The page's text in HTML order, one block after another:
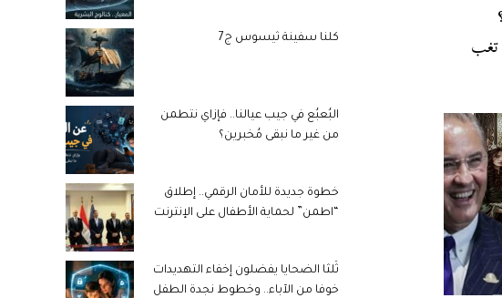
تغب كلنا سفينة ثيسوس ج7
البُعبُع في جيب عيالنا.. فإزاي نتطمن
من غير ما نبقى مُخبرين؟
خطوة جديدة للأمان الرقمي.. إطلاق
“اطمن” لحماية الأطفال على الإنترنت
ثُلثا الضحايا يفضلون إخفاء التهديدات
خوفا من الآباء.. وخطوط نجدة الطفل